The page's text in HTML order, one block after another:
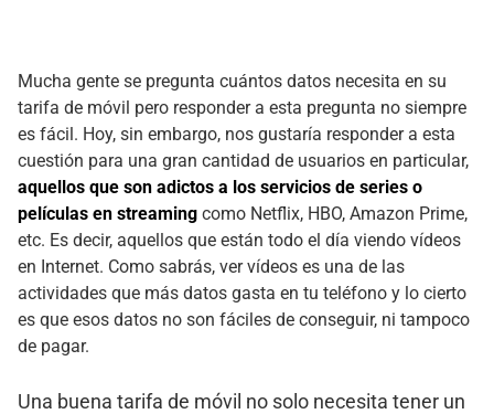
Mucha gente se pregunta cuántos datos necesita en su
tarifa de móvil pero responder a esta pregunta no siempre
es fácil. Hoy, sin embargo, nos gustaría responder a esta
cuestión para una gran cantidad de usuarios en particular,
aquellos que son adictos a los servicios de series o
películas en streaming como Netflix, HBO, Amazon Prime,
etc. Es decir, aquellos que están todo el día viendo vídeos
en Internet. Como sabrás, ver vídeos es una de las
actividades que más datos gasta en tu teléfono y lo cierto
es que esos datos no son fáciles de conseguir, ni tampoco
de pagar.
Una buena tarifa de móvil no solo necesita tener un